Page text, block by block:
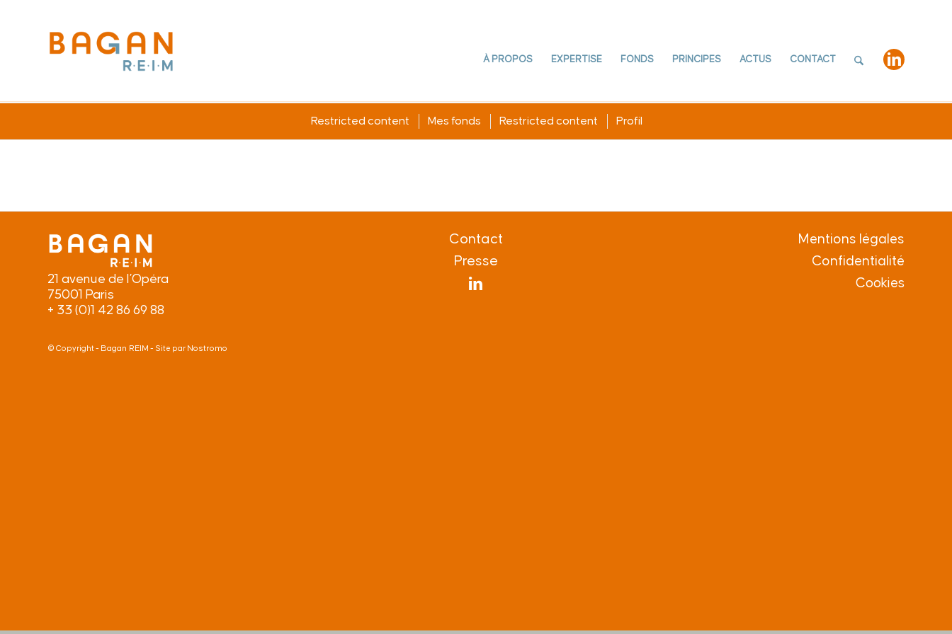
À PROPOS EXPERTISE FONDS PRINCIPES ACTUS CONTACT
Restricted content Mes fonds Restricted content Profil
21 avenue de l’Opéra
75001 Paris
+ 33 (0)1 42 86 69 88
Contact
Presse
Mentions légales
Confidentialité
Cookies
© Copyright - Bagan REIM - Site par Nostromo